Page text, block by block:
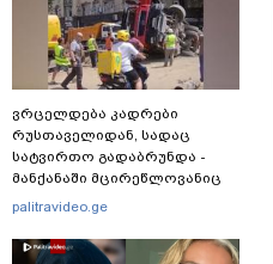
ვრცელდება კადრები
რუსთაველიდან, სადაც
სატვირთო გადაბრუნდა -
მანქანაში მცირეწლოვანიც
იმყოფებოდა
palitravideo.ge